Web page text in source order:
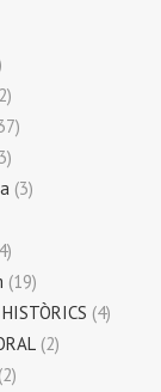
(3)
(19)
(4)
(2)
(2)